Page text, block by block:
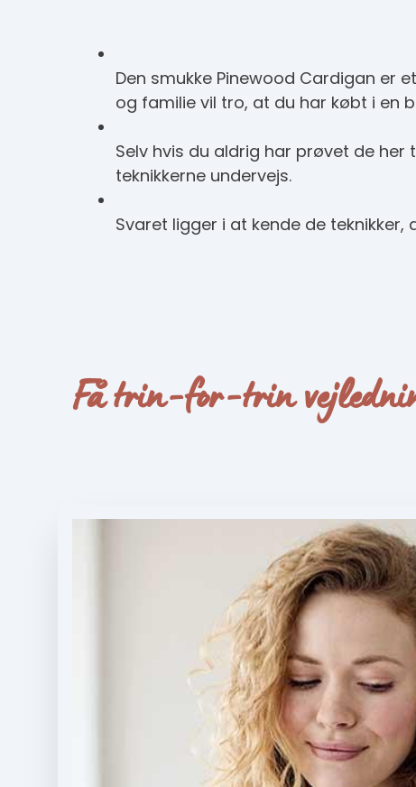
Den smukke Pinewood Cardigan er
og familie vil tro, at du har købt i en
Selv hvis du aldrig har prøvet de her
teknikkerne undervejs.
Svaret ligger i at kende de
Få trin-for-trin